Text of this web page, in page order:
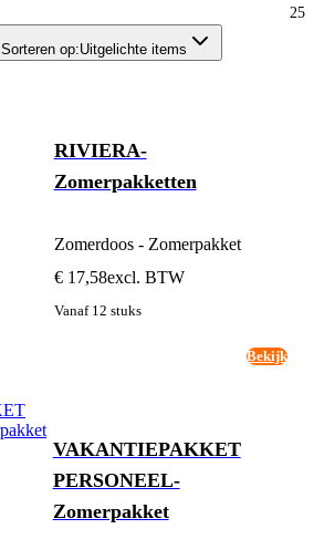
25
Sorteren op:Uitgelichte items
RIVIERA-
Zomerpakketten
Zomerdoos - Zomerpakket
€ 17,58excl. BTW
Vanaf 12 stuks
Bekijk
VAKANTIEPAKKET
PERSONEEL-
Zomerpakket